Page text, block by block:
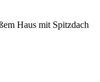
Haus mit Spitzdach